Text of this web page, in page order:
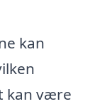
kan
kan være